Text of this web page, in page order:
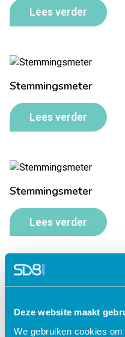
Deze website maakt
We gebruiken cookies
Lees verder
Stemmingsmeter
Lees verder
Stemmingsmeter
Lees verder
Lees verder